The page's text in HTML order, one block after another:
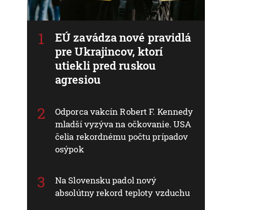
EÚ zavádza nové pravidlá
pre Ukrajincov, ktorí
utiekli pred ruskou
agresiou
Odporca vakcín Robert F. Kennedy
mladší vyzýva na očkovanie. USA
čelia rekordnému počtu prípadov
osýpok
Na Slovensku padol nový
absolútny rekord teploty vzduchu